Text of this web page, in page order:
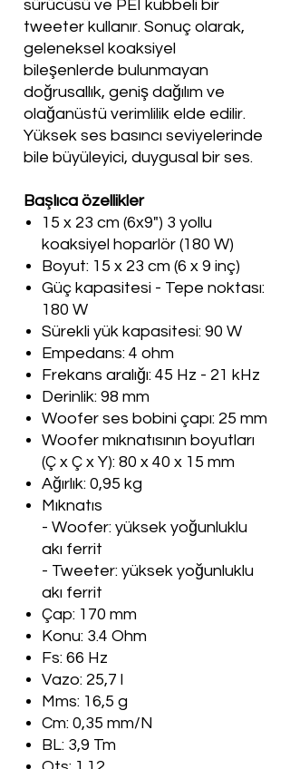
sürücüsü ve PEI kubbeli bir
tweeter kullanır. Sonuç olarak,
geleneksel koaksiyel
bileşenlerde bulunmayan
doğrusallık, geniş dağılım ve
olağanüstü verimlilik elde edilir.
Yüksek ses basıncı seviyelerinde
bile büyüleyici, duygusal bir ses.
Başlıca özellikler
15 x 23 cm (6x9") 3 yollu
koaksiyel hoparlör (180 W)
Boyut: 15 x 23 cm (6 x 9 inç)
Güç kapasitesi - Tepe noktası:
180 W
Sürekli yük kapasitesi: 90 W
Empedans: 4 ohm
Frekans aralığı: 45 Hz - 21 kHz
Derinlik: 98 mm
Woofer ses bobini çapı: 25 mm
Woofer mıknatısının boyutları
(Ç x Ç x Y): 80 x 40 x 15 mm
Ağırlık: 0,95 kg
Mıknatıs
- Woofer: yüksek yoğunluklu
akı ferrit
- Tweeter: yüksek yoğunluklu
akı ferrit
Çap: 170 mm
Konu: 3.4 Ohm
Fs: 66 Hz
Vazo: 25,7 l
Mms: 16,5 g
Cm: 0,35 mm/N
BL: 3,9 Tm